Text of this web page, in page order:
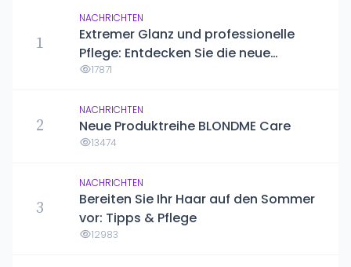
1
NACHRICHTEN
Extremer Glanz und professionelle
Pflege: Entdecken Sie die neue
Kérastase Gloss Absolu Linie
17871
2
NACHRICHTEN
Neue Produktreihe BLONDME Care
13474
3
NACHRICHTEN
Bereiten Sie Ihr Haar auf den Sommer
vor: Tipps & Pflege
12983